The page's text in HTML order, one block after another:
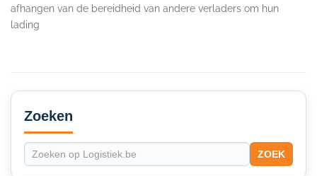
afhangen van de bereidheid van andere verladers om hun
lading
Secondary
Sidebar
Zoeken
ZOEK